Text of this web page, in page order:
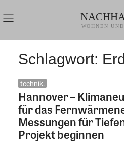
WOHNEN
Schlagwort:
technik.
Hannover –
für das
Messungen für
Projekt beginnen